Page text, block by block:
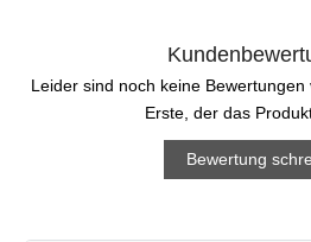
Leider sind noch keine
Erste, der das
Bewertung